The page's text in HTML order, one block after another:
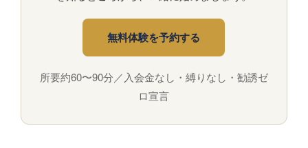
無料体験を予約する
所要約60〜90分／入会金なし・縛りなし・勧誘ゼ
ロ宣言